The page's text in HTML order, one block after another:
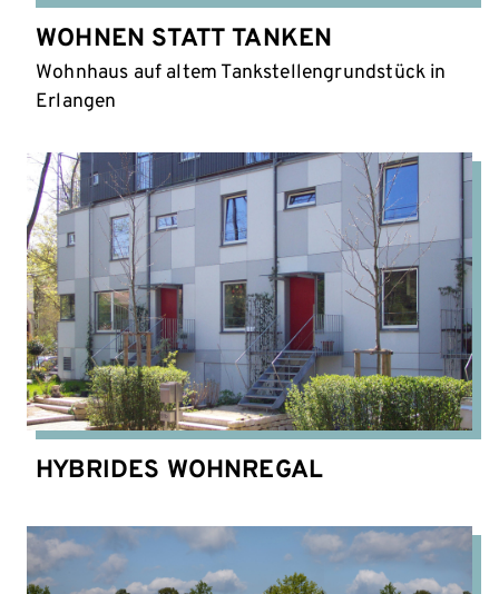
WOHNEN STATT TANKEN
Wohnhaus auf altem Tankstellengrundstück in
Erlangen
HYBRIDES WOHNREGAL